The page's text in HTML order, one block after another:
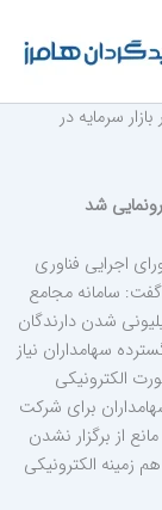
سرمایه در
شد
اجرایی فناوری
سامانه مجامع
شدن دارندگان
سهامداران نیاز
الکترونیکی
برای شرکت
از برگزار نشدن
الکترونیکی